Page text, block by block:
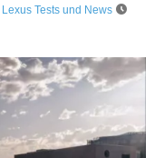
Lexus Tests und News